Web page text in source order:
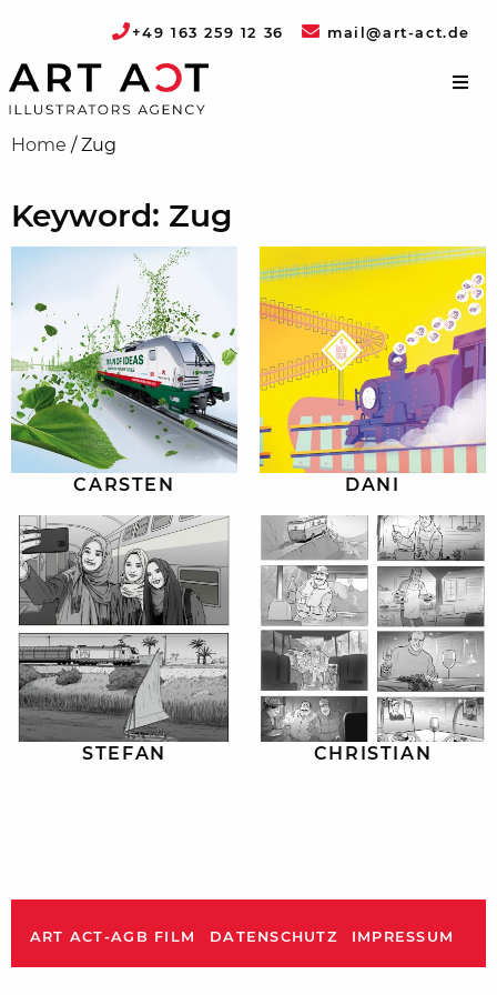
+49 163 259 12 36 mail@art-act.de
Home /Zug
Keyword: Zug
CARSTEN DANI
STEFAN CHRISTIAN
ART ACT-AGB FILM DATENSCHUTZ IMPRESSUM